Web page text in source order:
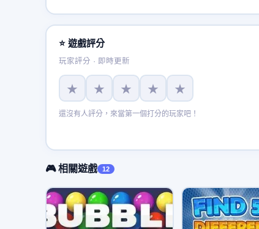
⭐ 遊戲評分
玩家評分 · 即時更新
★ ★ ★ ★ ★
還沒有人評分，來當第一個打分的玩家吧！
🎮 相關遊戲 12